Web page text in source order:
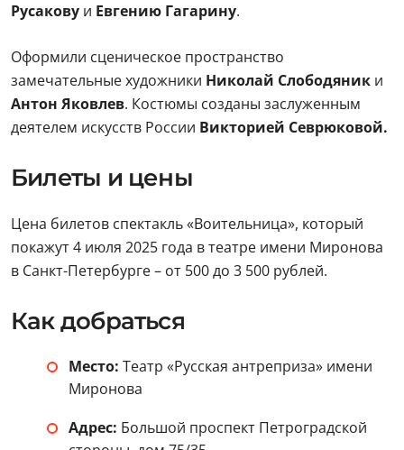
Русакову и Евгению Гагарину.
Оформили сценическое пространство
замечательные художники Николай Слободяник и
Антон Яковлев. Костюмы созданы заслуженным
деятелем искусств России Викторией Севрюковой.
Билеты и цены
Цена билетов спектакль «Воительница», который
покажут 4 июля 2025 года в театре имени Миронова
в Санкт-Петербурге – от 500 до 3 500 рублей.
Как добраться
Место: Театр «Русская антреприза» имени
Миронова
Адрес: Большой проспект Петроградской